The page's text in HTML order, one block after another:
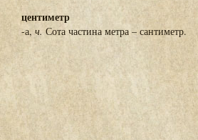
центиметр
-а, ч. Сота частина метра – сантиметр.